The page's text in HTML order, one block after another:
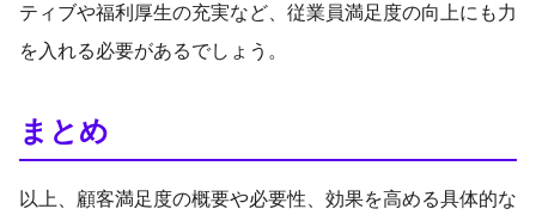
ティブや福利厚生の充実など、従業員満足度の向上にも力
を入れる必要があるでしょう。
まとめ
以上、顧客満足度の概要や必要性、効果を高める具体的な